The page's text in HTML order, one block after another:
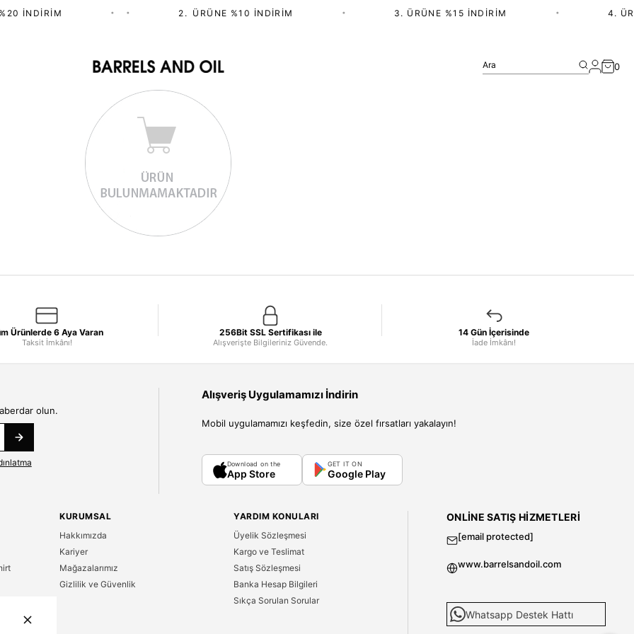
İNDIRIM 2.⁠ ⁠ÜRÜNE %10 İNDIRIM 3. ÜRÜNE %15 İNDIRIM 4.
Ara 0
Ürünlerde 6 Aya Varan
Taksit İmkânı!
256Bit SSL Sertifikası ile
Alışverişte Bilgileriniz Güvende.
14 Gün İçerisinde
İade İmkânı!
olun.
Alışveriş Uygulamamızı İndirin
Mobil uygulamamızı keşfedin, size özel fırsatları yakalayın!
Download on the
App Store
GET IT ON
Google Play
KURUMSAL
Hakkımızda
Kariyer
Mağazalarımız
Gizlilik ve Güvenlik
YARDIM KONULARI
Üyelik Sözleşmesi
Kargo ve Teslimat
Satış Sözleşmesi
Banka Hesap Bilgileri
Sıkça Sorulan Sorular
ONLINE SATIŞ HIZMETLERI
[email protected]
www.barrelsandoil.com
Whatsapp Destek Hattı